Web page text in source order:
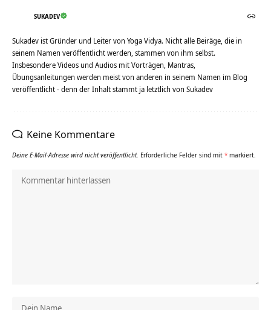
SUKADEV
Sukadev ist Gründer und Leiter von Yoga Vidya. Nicht alle Beiräge, die in
seinem Namen veröffentlicht werden, stammen von ihm selbst.
Insbesondere Videos und Audios mit Vorträgen, Mantras,
Übungsanleitungen werden meist von anderen in seinem Namen im Blog
veröffentlicht - denn der Inhalt stammt ja letztlich von Sukadev
Keine Kommentare
Deine E-Mail-Adresse wird nicht veröffentlicht. Erforderliche Felder sind mit * markiert.